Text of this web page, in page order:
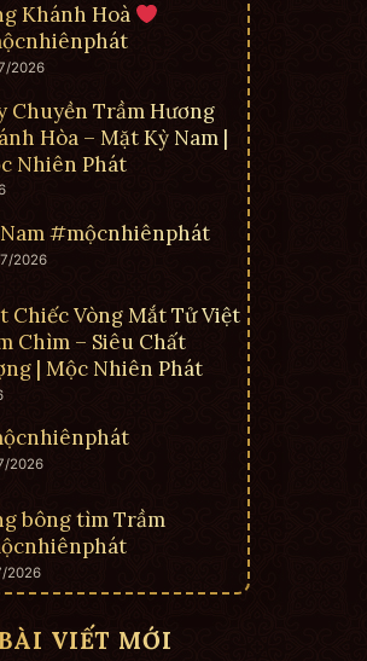
Khánh Hoà
2026
Chuyền Trầm Hương
Hòa – Mặt Kỳ Nam |
Nhiên Phát
#mộcnhiênphát
2026
Chiếc Vòng Mắt Tử Việt
Chìm – Siêu Chất
| Mộc Nhiên Phát
2026
bông tìm Trầm
2026
VIẾT MỚI